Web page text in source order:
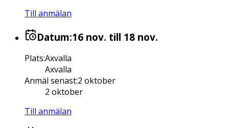
Till anmälan
Datum:16 nov. till 18 nov.
Plats:Axvalla
Axvalla
Anmäl senast:2 oktober
2 oktober
Till anmälan